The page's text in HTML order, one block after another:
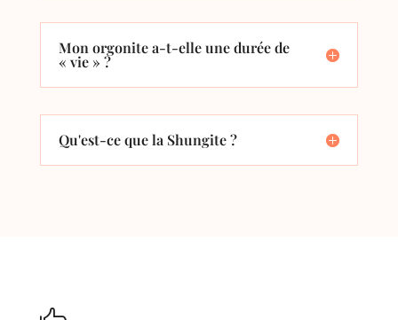
Mon orgonite a-t-elle une durée de
« vie » ?
Qu'est-ce que la Shungite ?